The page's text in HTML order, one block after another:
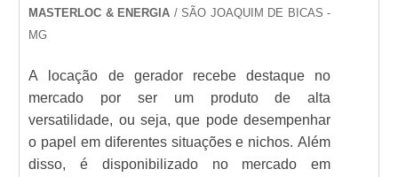
MASTERLOC & ENERGIA / SÃO JOAQUIM DE BICAS -
MG
A locação de gerador recebe destaque no
mercado por ser um produto de alta
versatilidade, ou seja, que pode desempenhar
o papel em diferentes situações e nichos. Além
disso, é disponibilizado no mercado em